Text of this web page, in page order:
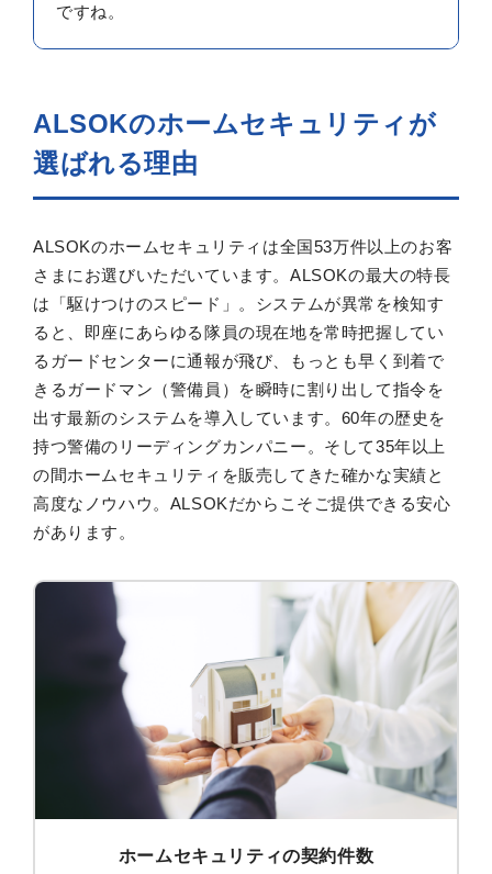
ですね。
ALSOKのホームセキュリティが
選ばれる理由
ALSOKのホームセキュリティは全国53万件以上のお客
さまにお選びいただいています。ALSOKの最大の特長
は「駆けつけのスピード」。システムが異常を検知す
ると、即座にあらゆる隊員の現在地を常時把握してい
るガードセンターに通報が飛び、もっとも早く到着で
きるガードマン（警備員）を瞬時に割り出して指令を
出す最新のシステムを導入しています。60年の歴史を
持つ警備のリーディングカンパニー。そして35年以上
の間ホームセキュリティを販売してきた確かな実績と
高度なノウハウ。ALSOKだからこそご提供できる安心
があります。
ホームセキュリティの契約件数